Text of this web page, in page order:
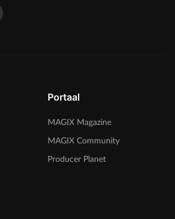
Portaal
MAGIX Magazine
MAGIX Community
Producer Planet